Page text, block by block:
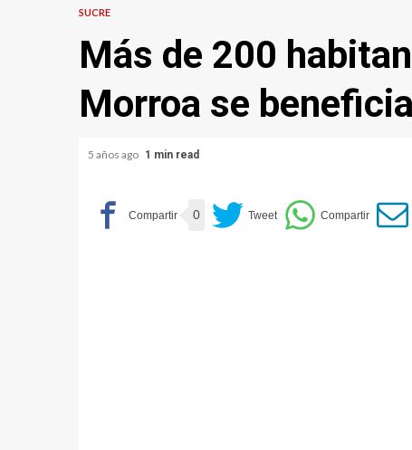
SUCRE
Más de 200
Morroa se
5 años ago 1 min read
0